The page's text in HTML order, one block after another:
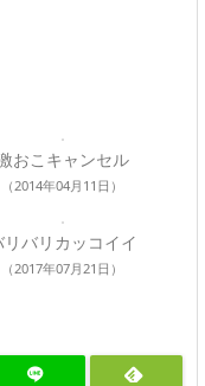
おこキャンセル
（2014年04月11日）
リバリカッコイイ
（2017年07月21日）